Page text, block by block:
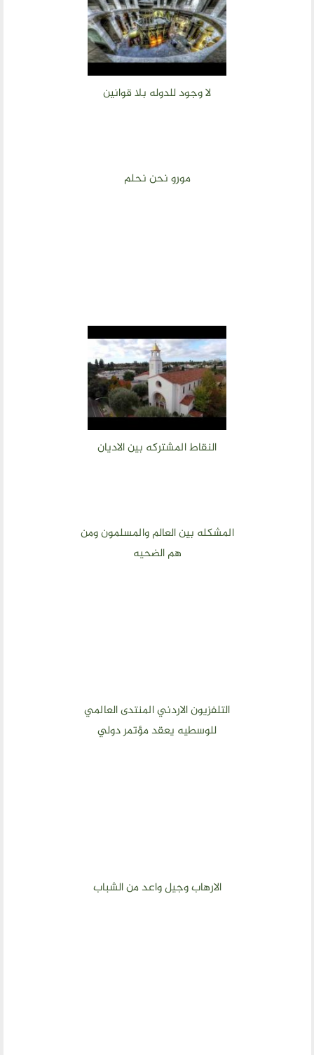
لا وجود للدوله بلا قوانين
مورو نحن نحلم
النقاط المشتركه بين الاديان
المشكله بين العالم والمسلمون ومن
هم الضحيه
التلفزيون الاردني المنتدى العالمي
للوسطيه يعقد مؤتمر دولي
الارهاب وجيل واعد من الشباب